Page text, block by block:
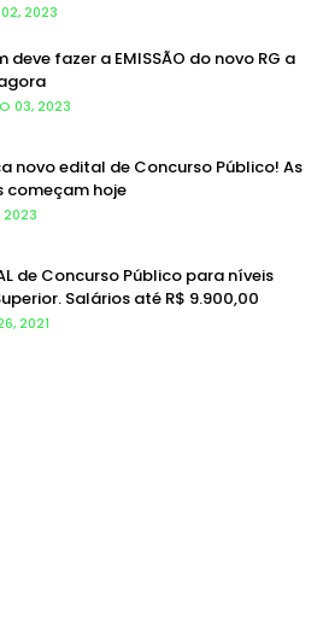
2023
deve fazer a EMISSÃO do novo RG a
03, 2023
novo edital de Concurso Público! As
começam hoje
2023
de Concurso Público para níveis
Salários até R$ 9.900,00
2021